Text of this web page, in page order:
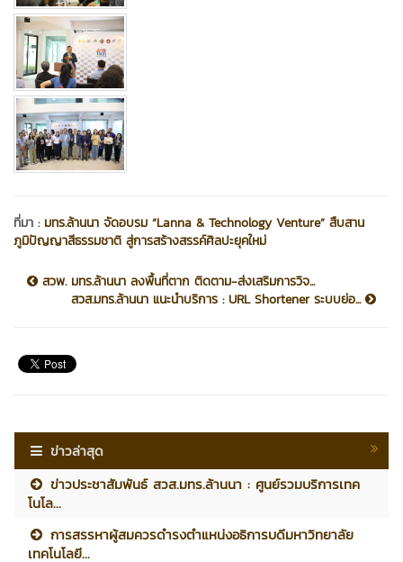
ที่มา : มทร.ล้านนา จัดอบรม “Lanna & Technology Venture” สืบสาน
ภูมิปัญญาสีธรรมชาติ สู่การสร้างสรรค์ศิลปะยุคใหม่
สวพ. มทร.ล้านนา ลงพื้นที่ตาก ติดตาม-ส่งเสริมการวิจ...
สวส.มทร.ล้านนา แนะนำบริการ : URL Shortener ระบบย่อ...
ข่าวล่าสุด
ข่าวประชาสัมพันธ์ สวส.มทร.ล้านนา : ศูนย์รวมบริการเทค
โนโล...
การสรรหาผู้สมควรดำรงตำแหน่งอธิการบดีมหาวิทยาลัย
เทคโนโลยี...